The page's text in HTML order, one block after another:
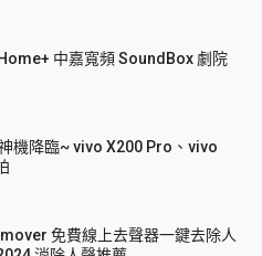
中嘉寬頻 SoundBox 劇院
機降臨~ vivo X200 Pro、vivo
免費線上去聲器一鍵去除人